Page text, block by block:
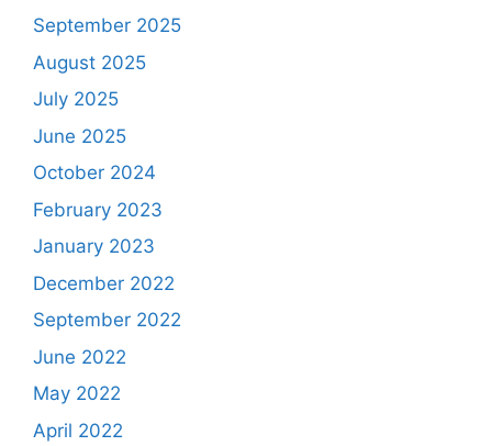
September 2025
August 2025
July 2025
June 2025
October 2024
February 2023
January 2023
December 2022
September 2022
June 2022
May 2022
April 2022